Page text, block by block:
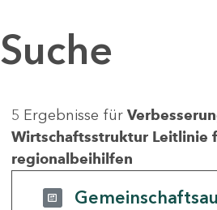
Suche
5 Ergebnisse für
Wirtschaftsstruktur Leitlinie
regionalbeihilfen